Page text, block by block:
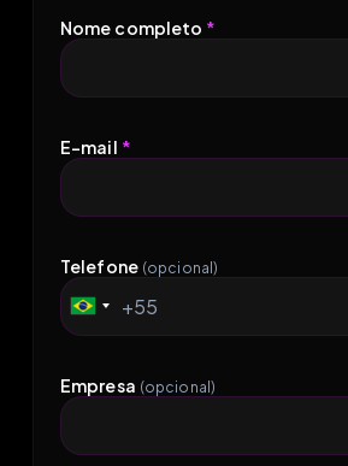
Nome completo *
E-mail *
Telefone (opcional)
Brazil
+55
+55
Empresa (opcional)